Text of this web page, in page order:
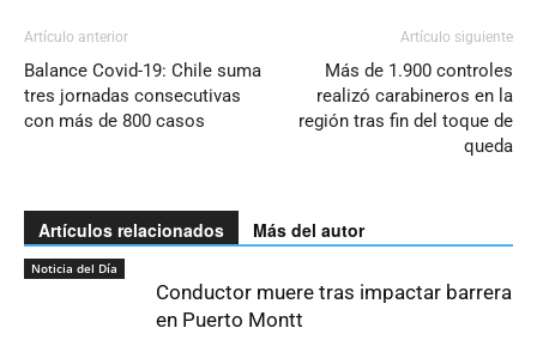
Artículo anterior
Balance Covid-19: Chile suma
tres jornadas consecutivas
con más de 800 casos
Artículo siguiente
Más de 1.900 controles
realizó carabineros en la
región tras fin del toque de
queda
Artículos relacionados Más del autor
Noticia del Día
Conductor muere tras impactar barrera
en Puerto Montt